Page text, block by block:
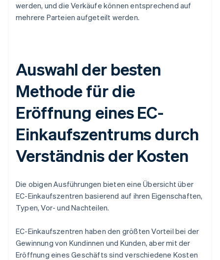
werden, und die Verkäufe können entsprechend auf
mehrere Parteien aufgeteilt werden.
Auswahl der besten
Methode für die
Eröffnung eines EC-
Einkaufszentrums durch
Verständnis der Kosten
Die obigen Ausführungen bieten eine Übersicht über
EC-Einkaufszentren basierend auf ihren Eigenschaften,
Typen, Vor- und Nachteilen.
EC-Einkaufszentren haben den größten Vorteil bei der
Gewinnung von Kundinnen und Kunden, aber mit der
Eröffnung eines Geschäfts sind verschiedene Kosten